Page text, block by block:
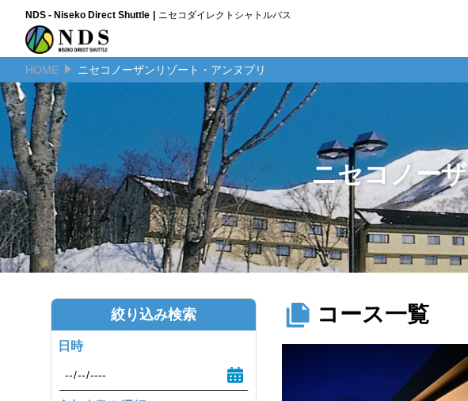
NDS - Niseko Direct Shuttle ニセコダイレクトシャトルバス
HOME ニセコノーザンリゾート・アンヌプリ
ニセコノー
絞り込み検索
日時
コース一覧